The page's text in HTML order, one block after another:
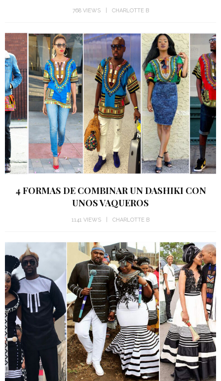
768 VIEWS CHARLOTTE B
4 FORMAS DE COMBINAR UN DASHIKI CON
UNOS VAQUEROS
1141 VIEWS CHARLOTTE B